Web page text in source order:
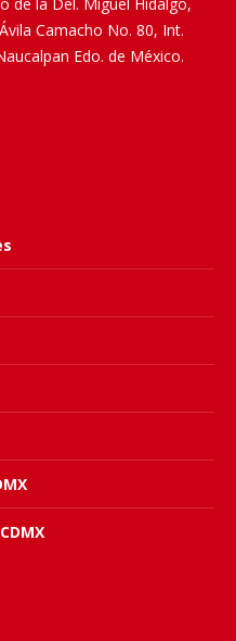
Camacho No. 80, Int.
Edo. de México.